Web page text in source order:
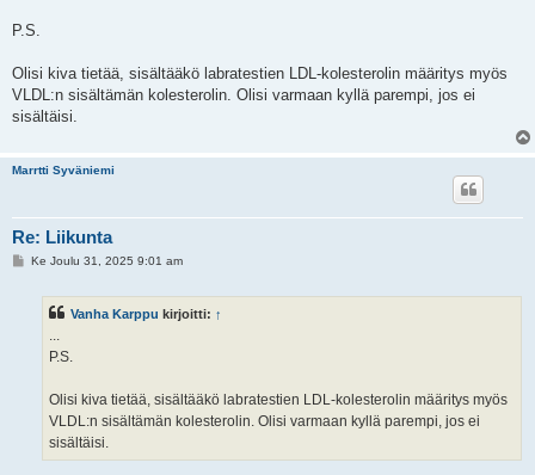
P.S.
Olisi kiva tietää, sisältääkö labratestien LDL-kolesterolin määritys myös
VLDL:n sisältämän kolesterolin. Olisi varmaan kyllä parempi, jos ei
sisältäisi.
Marrtti Syväniemi
Re: Liikunta
VKe Joulu 31, 2025 9:01 am
Vanha Karppu kirjoitti: ↑
...
P.S.
Olisi kiva tietää, sisältääkö labratestien LDL-kolesterolin määritys myös
VLDL:n sisältämän kolesterolin. Olisi varmaan kyllä parempi, jos ei
sisältäisi.